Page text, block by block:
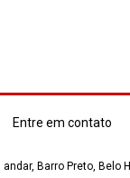
Entre em contato
Barro Preto,